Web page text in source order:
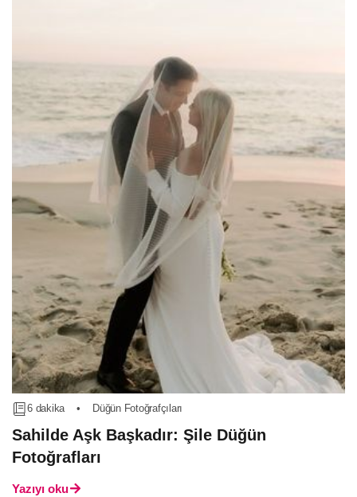
6 dakika • Düğün Fotoğrafçıları
Sahilde Aşk Başkadır: Şile Düğün
Fotoğrafları
Yazıyı oku